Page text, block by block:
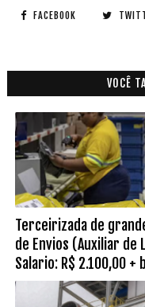
FACEBOOK
VOCÊ
Terceirizada de
de Envios (Auxiliar
Salario: R$ 2.100,00 +